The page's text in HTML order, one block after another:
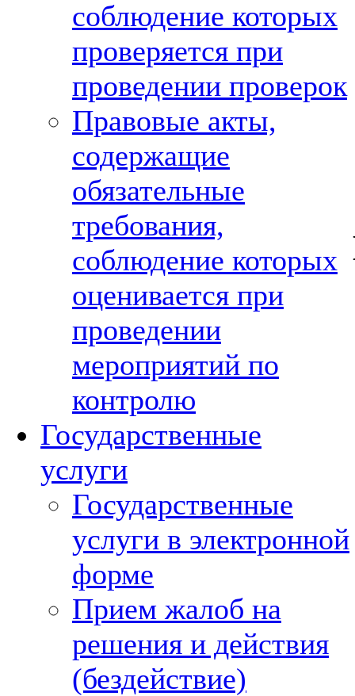
соблюдение которых
проверяется при
проведении проверок
Правовые акты,
содержащие
обязательные
требования,
соблюдение которых
оценивается при
проведении
мероприятий по
контролю
Государственные
услуги
Государственные
услуги в электронной
форме
Прием жалоб на
решения и действия
(бездействие)